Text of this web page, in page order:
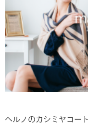
ヘルノのカシミヤコー